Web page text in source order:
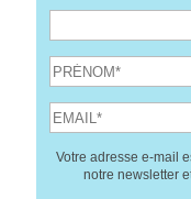
Votre adresse e-mail
notre newsletter